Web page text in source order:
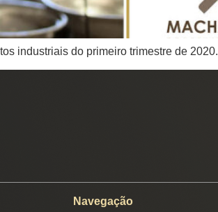
industriais do primeiro trimestre de 2020.
Navegação